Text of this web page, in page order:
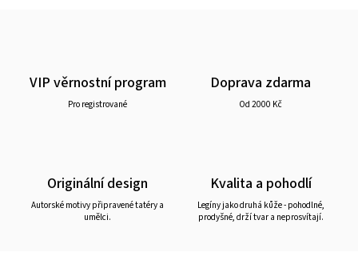
VIP věrnostní program
Pro registrované
Doprava zdarma
Od 2000 Kč
Originální design
Autorské motivy připravené tatéry a
umělci.
Kvalita a pohodlí
Legíny jako druhá kůže - pohodlné,
prodyšné, drží tvar a neprosvítají.